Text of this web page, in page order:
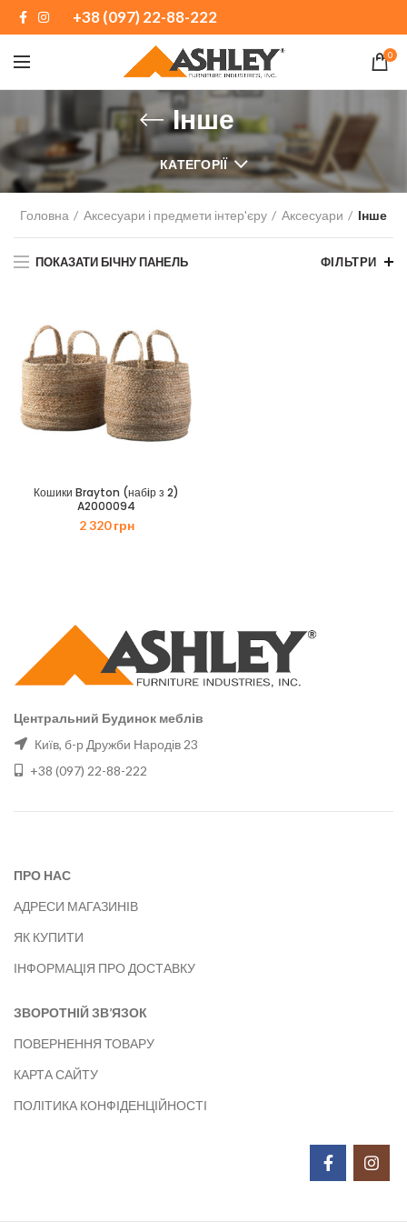
+38 (097) 22-88-222
0
Інше
КАТЕГОРІЇ
Головна Аксесуари і предмети інтер'єру Аксесуари Інше
ПОКАЗАТИ БІЧНУ ПАНЕЛЬ ФІЛЬТРИ
Кошики Brayton (набiр з 2)
A2000094
2 320грн
Центральний Будинок меблів
Київ, б-р Дружби Народів 23
+38 (097) 22-88-222
ПРО НАС
АДРЕСИ МАГАЗИНІВ
ЯК КУПИТИ
ІНФОРМАЦІЯ ПРО ДОСТАВКУ
ЗВОРОТНІЙ ЗВ’ЯЗОК
ПОВЕРНЕННЯ ТОВАРУ
КАРТА САЙТУ
ПОЛІТИКА КОНФІДЕНЦІЙНОСТІ